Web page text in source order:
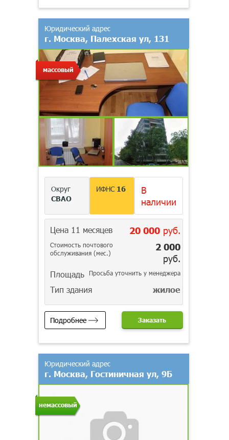
массовый
Юридический адрес
г. Москва, Палехская ул, 131
Округ
СВАО
ИФНС 16
В
наличии
Цена 11 месяцев 20 000руб.
Стоимость почтового
обслуживания (мес.)
2 000
руб.
Площадь Просьба уточнить у менеджера
Тип здания жилое
Подробнее Заказать
немассовый
Юридический адрес
г. Москва, Гостиничная ул, 9Б